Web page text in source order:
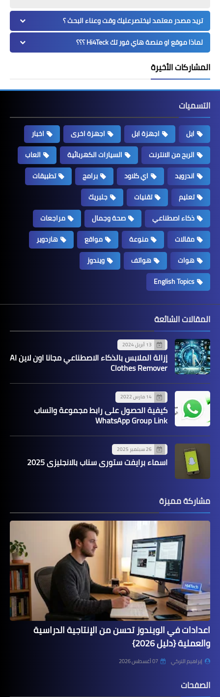
تريد مصدر معتمد ليختصرعليك وقت وعناء البحث ؟
لماذا موقع او منصة هاي فور تك Hi4Teck ؟؟؟
المشاركات الأخيرة
التسميات
ابل اجهزة ابل اجهزة اخرى
اخبار
الربح من الانترنت
السيارات الكهربائية
العاب
اندرويد
اي كلاود برامج
تطبيقات
تعليم
تقنيات
جلبريك
ذكاء اصطناعي
صحة وجمال
مراجعات
مقالات
منوعة مواقع
هاردوير
هوات
هواتف
ويندوز
English Topics
المقالات الشائعة
13 أبريل 2024
إزالة الملابس بالذكاء الاصطناعي مجانا اون لاين AI
Clothes Remover
14 مارس 2022
كيفية الحصول على رابط مجموعة واتساب
WhatsApp Group Link
26 سبتمبر 2025
اسماء برايفت ستوري سناب بالانجليزي 2025
مشاركة مميزة
اعدادات في الويندوز تحسن من الإنتاجية الدراسية
والعملية {دليل 2026}
إبراهيم التركي 07 أغسطس 2026
الصفحات